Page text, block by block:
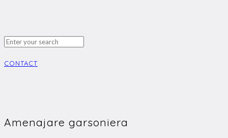
CONTACT
Amenajare garsoniera